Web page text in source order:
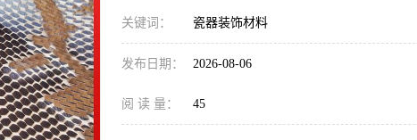
关键词： 瓷器装饰材料
发布日期： 2026-08-06
阅 读 量： 45